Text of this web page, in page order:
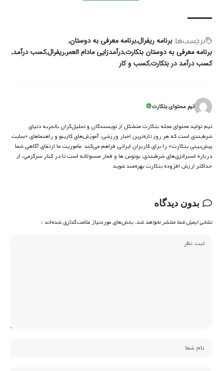
برچسب‌‌ها: برنامه ریفرالبرنامه معرفی به دوستان
برنامه معرفی به دوستان بتکارتدرآمدزایی مادام العمرریفرالکسب درآمد
کسب درآمد در بتکارتکسب و کار
تیم محتوای بتکارت
تیم تولید محتوای مجله بتکارت متشکل از نویسندگان و تحلیل‌گران باتجربه دنیای
شرط‌بندی است که هر روز تازه‌ترین اخبار ورزشی، آموزش‌های کازینو و راهنماهای «سایت
پیش‌بینی بتکارت» را برای کاربران ایرانی فراهم می‌کند. مأموریت ما ارتقای آگاهی شما
درباره استراتژی‌های شرطبندی، بونوس ها و قمار مسئولانه است تا در کنار سرگرمی، از
حداکثر ارزش افزوده بتکارت بهره‌مند شوید.
بدون دیدگاه
نشانی ایمیل شما منتشر نخواهد شد. بخش‌های موردنیاز علامت‌گذاری شده‌اند*